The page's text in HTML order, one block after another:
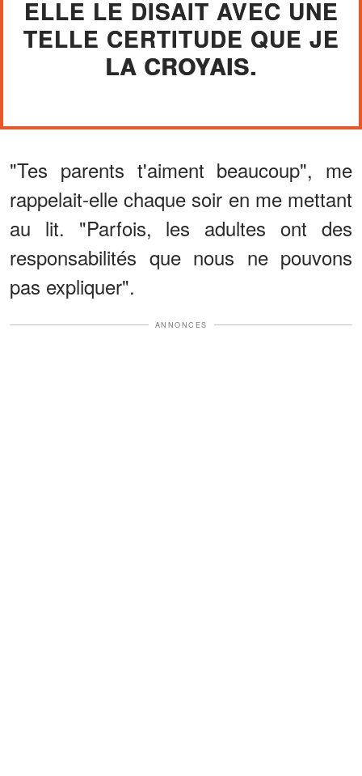
ELLE LE DISAIT AVEC UNE
TELLE CERTITUDE QUE JE
LA CROYAIS.
"Tes parents t'aiment beaucoup", me
rappelait-elle chaque soir en me mettant
au lit. "Parfois, les adultes ont des
responsabilités que nous ne pouvons
pas expliquer".
ANNONCES